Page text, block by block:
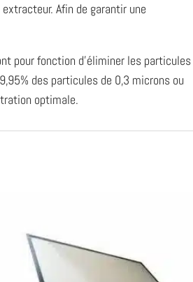
Afin de garantir une
pour fonction d’éliminer les particules
des particules de 0,3 microns ou
optimale.